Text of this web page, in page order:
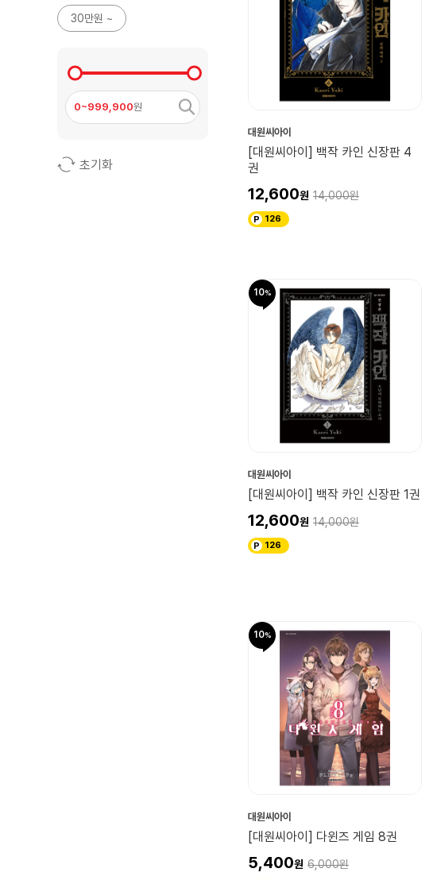
30만원 ~
0~999,900원
초기화
대원씨아이
[대원씨아이] 백작 카인 신장판 4
권
12,600 14,000
126
10
대원씨아이
[대원씨아이] 백작 카인 신장판 1권
12,600 14,000
126
10
대원씨아이
[대원씨아이] 다윈즈 게임 8권
5,400 6,000